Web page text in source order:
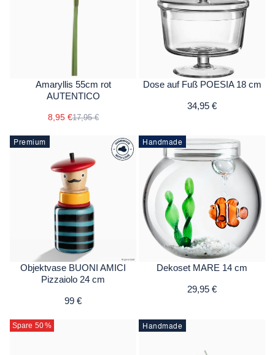
Amaryllis 55cm rot
AUTENTICO
8,95 €17,95 €
Dose auf Fuß POESIA 18 cm
34,95 €
Premium
Objektvase BUONI AMICI
Pizzaiolo 24 cm
99 €
Handmade
Dekoset MARE 14 cm
29,95 €
Spare 50% Handmade